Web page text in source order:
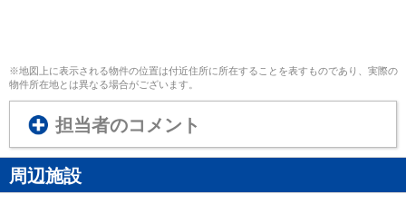
※地図上に表示される物件の位置は付近住所に所在することを表すものであり、実際の
物件所在地とは異なる場合がございます。
担当者のコメント
周辺施設